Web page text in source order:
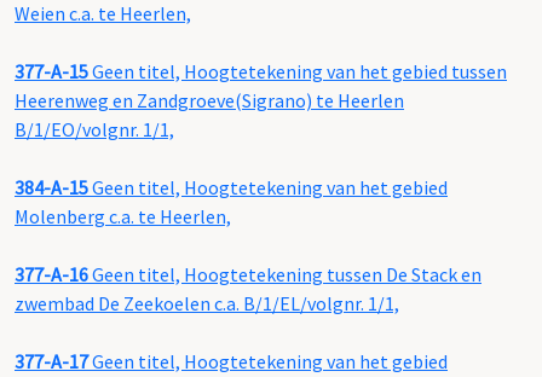
Weien c.a. te Heerlen,
377-A-15Geen titel, Hoogtetekening van het gebied tussen
Heerenweg en Zandgroeve(Sigrano) te Heerlen
B/1/EO/volgnr. 1/1,
384-A-15Geen titel, Hoogtetekening van het gebied
Molenberg c.a. te Heerlen,
377-A-16Geen titel, Hoogtetekening tussen De Stack en
zwembad De Zeekoelen c.a. B/1/EL/volgnr. 1/1,
377-A-17Geen titel, Hoogtetekening van het gebied